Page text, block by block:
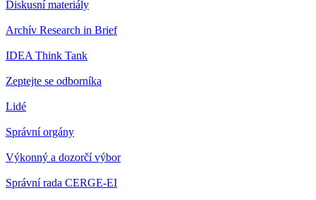
Diskusní materiály
Archív Research in Brief
IDEA Think Tank
Zeptejte se odborníka
Lidé
Správní orgány
Výkonný a dozorčí výbor
Správní rada CERGE-EI